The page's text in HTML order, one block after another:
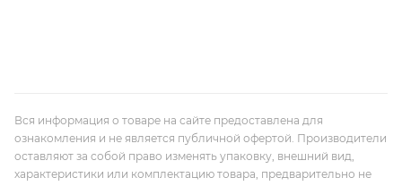
Вся информация о товаре на сайте предоставлена для
ознакомления и не является публичной офертой. Производители
оставляют за собой право изменять упаковку, внешний вид,
характеристики или комплектацию товара, предварительно не